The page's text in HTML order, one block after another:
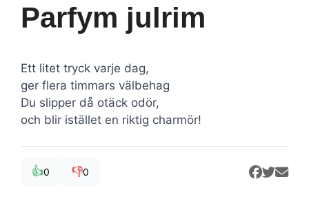
Parfym julrim
Ett litet tryck varje dag,
ger flera timmars välbehag
Du slipper då otäck odör,
och blir istället en riktig charmör!
👍0 👎0